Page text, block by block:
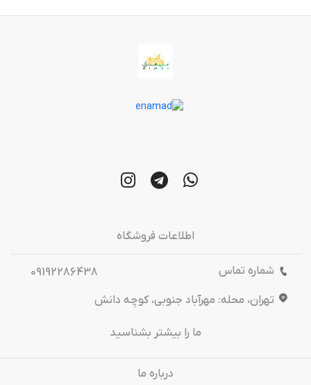
اطلاعات فروشگاه
شماره تماس
09192286438
تهران، محله: مهرآباد جنوبی، کوچه دانش
ما را بیشتر بشناسید
درباره‌ ما